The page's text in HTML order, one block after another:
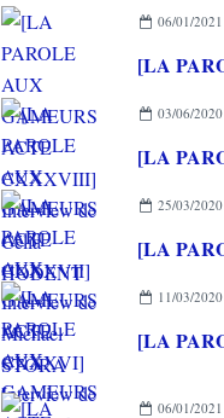
06/01/2021
03/06/2020
25/03/2020
11/03/2020
06/01/2021